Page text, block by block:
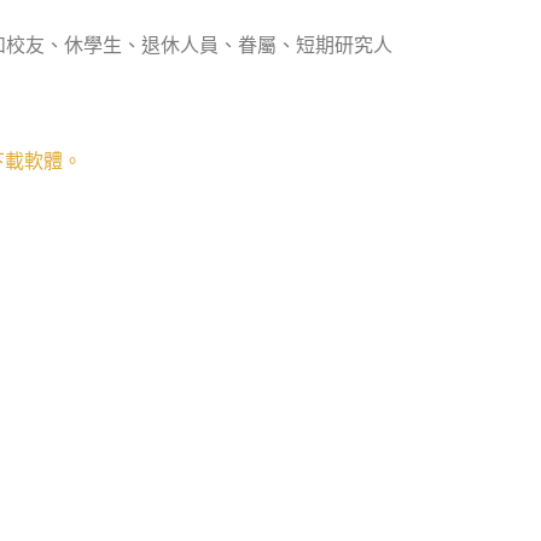
友、休學生、退休人員、眷屬、短期研究人
軟體。